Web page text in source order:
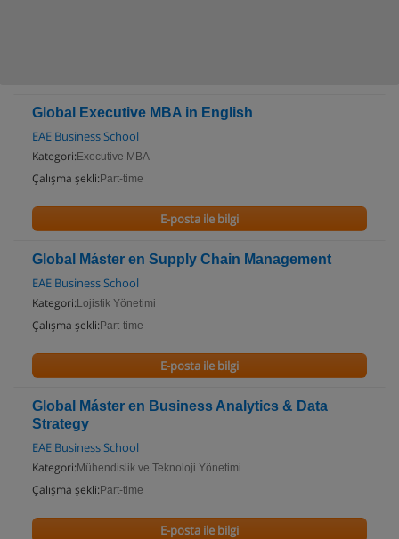
Global Executive MBA in English
EAE Business School
Kategori: Executive MBA
Çalışma şekli: Part-time
E-posta ile bilgi
Global Máster en Supply Chain Management
EAE Business School
Kategori: Lojistik Yönetimi
Çalışma şekli: Part-time
E-posta ile bilgi
Global Máster en Business Analytics & Data
Strategy
EAE Business School
Kategori: Mühendislik ve Teknoloji Yönetimi
Çalışma şekli: Part-time
E-posta ile bilgi